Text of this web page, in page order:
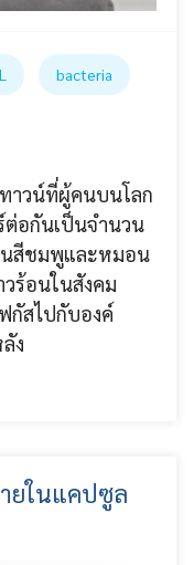
bacteria
าวน์ที่ผู้คนบนโลก
อกันเป็นจำนวน
นสีชมพูและหมอน
วร้อนในสังคม
กัสไปกับองค์
ง
ยในแคปซูล